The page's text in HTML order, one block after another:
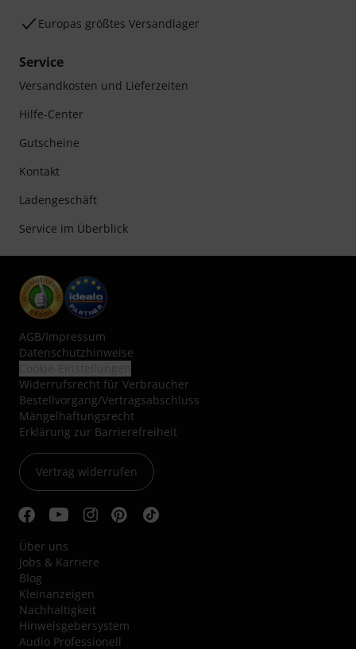
Europas größtes Versandlager
Service
Versandkosten und Lieferzeiten
Hilfe-Center
Gutscheine
Kontakt
Ladengeschäft
Service im Überblick
AGB/Impressum
Datenschutzhinweise
Widerrufsrecht für Verbraucher
Bestellvorgang/Vertragsabschluss
Mängelhaftungsrecht
Erklärung zur Barrierefreiheit
Vertrag widerrufen
Über uns
Jobs & Karriere
Blog
Kleinanzeigen
Nachhaltigkeit
Hinweisgebersystem
Audio Professionell